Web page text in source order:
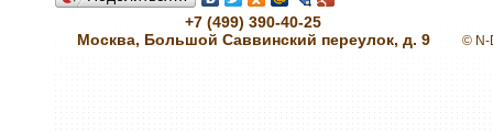
+7 (499) 390-40-25
Москва, Большой Саввинский переулок, д. 9
© N-